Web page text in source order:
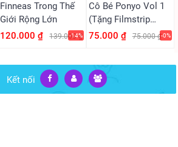
Finneas Trong Thế
Giới Rộng Lớn
120.000 ₫
139.000 ₫
-14%
Cô Bé Ponyo Vol 1
(Tặng Filmstrip
PVC)
75.000 ₫ 75.000 ₫-0%
Kết nối